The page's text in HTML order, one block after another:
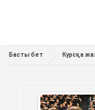
Басты бет Курсқа